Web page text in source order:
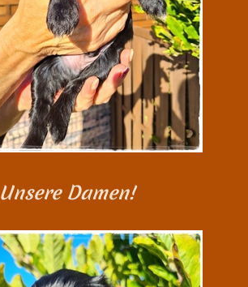
Unsere Damen!